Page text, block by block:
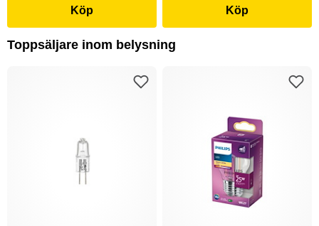
Köp Köp
Toppsäljare inom belysning